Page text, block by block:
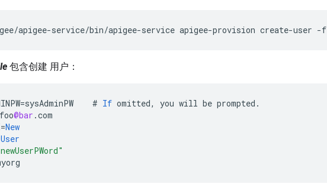
apigee-service/bin/apigee-service apigee-provision create-user -f
包含创建 用户：
=sysAdminPW # If omitted, you will be prompted .
foo@bar .com
=New
User